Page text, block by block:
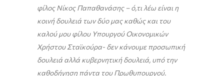
φίλος Νίκος Παπαθανάσης – ό,τι λέω είναι η
κοινή δουλειά των δύο μας καθώς και του
καλού μου φίλου Υπουργού Οικονομικών
Χρήστου Σταϊκούρα- δεν κάνουμε προσωπική
δουλειά αλλά κυβερνητική δουλειά, υπό την
καθοδήγηση πάντα του Πρωθυπουργού.